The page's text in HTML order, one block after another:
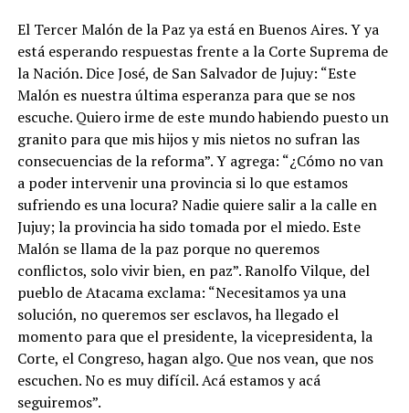
El Tercer Malón de la Paz ya está en Buenos Aires. Y ya
está esperando respuestas frente a la Corte Suprema de
la Nación. Dice José, de San Salvador de Jujuy: “Este
Malón es nuestra última esperanza para que se nos
escuche. Quiero irme de este mundo habiendo puesto un
granito para que mis hijos y mis nietos no sufran las
consecuencias de la reforma”. Y agrega: “¿Cómo no van
a poder intervenir una provincia si lo que estamos
sufriendo es una locura? Nadie quiere salir a la calle en
Jujuy; la provincia ha sido tomada por el miedo. Este
Malón se llama de la paz porque no queremos
conflictos, solo vivir bien, en paz”. Ranolfo Vilque, del
pueblo de Atacama exclama: “Necesitamos ya una
solución, no queremos ser esclavos, ha llegado el
momento para que el presidente, la vicepresidenta, la
Corte, el Congreso, hagan algo. Que nos vean, que nos
escuchen. No es muy difícil. Acá estamos y acá
seguiremos”.